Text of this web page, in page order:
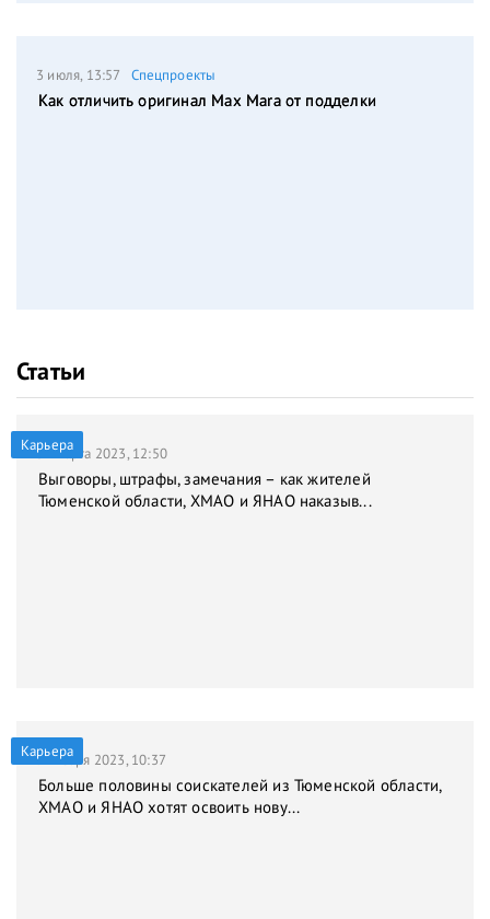
3 июля, 13:57 Спецпроекты
Как отличить оригинал Max Mara от подделки
Статьи
Карьера
31 марта 2023, 12:50
Выговоры, штрафы, замечания – как жителей
Тюменской области, ХМАО и ЯНАО наказыв...
Карьера
9 января 2023, 10:37
Больше половины соискателей из Тюменской области,
ХМАО и ЯНАО хотят освоить нову...